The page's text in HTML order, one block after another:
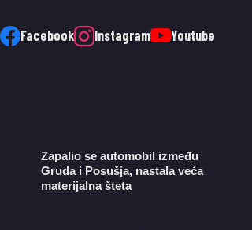
Facebook Instagram Youtube
Zapalio se automobil između
Gruda i Posušja, nastala veća
materijalna šteta